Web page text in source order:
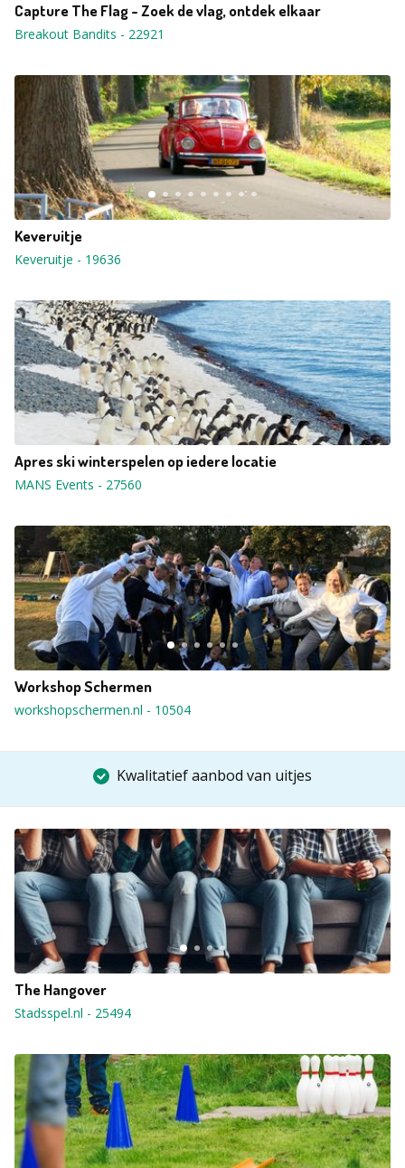
Capture The Flag - Zoek de vlag, ontdek elkaar
Breakout Bandits - 22921
Keveruitje
Keveruitje - 19636
Apres ski winterspelen op iedere locatie
MANS Events - 27560
Workshop Schermen
workshopschermen.nl - 10504
Kwalitatief aanbod van uitjes
The Hangover
Stadsspel.nl - 25494